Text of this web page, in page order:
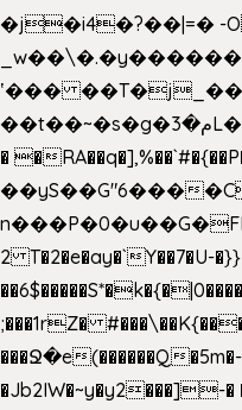
�j�i4�?��|=� -
ʽ���
��t��~�s�g�م�3L�\���ƑߛNoaNٮ�7.��K�h8K�Ύ���haB��#��>�b�#�f�<��
� �
��yS��G"6���
2 T�2�e�ay�`Y��7�U-
;���1rZ� #���\��
���Ջ�e(������Q
�Jb2IW�~y�y2���]-